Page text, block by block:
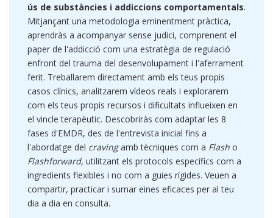
ús de substàncies i addiccions comportamentals.
Mitjançant una metodologia eminentment pràctica,
aprendràs a acompanyar sense judici, comprenent el
paper de l'addicció com una estratègia de regulació
enfront del trauma del desenvolupament i l'aferrament
ferit. Treballarem directament amb els teus propis
casos clínics, analitzarem vídeos reals i explorarem
com els teus propis recursos i dificultats influeixen en
el vincle terapèutic. Descobriràs com adaptar les 8
fases d'EMDR, des de l'entrevista inicial fins a
l'abordatge del cravingamb tècniques com a Flash o
Flashforward, utilitzant els protocols específics com a
ingredients flexibles i no com a guies rígides. Veuen a
compartir, practicar i sumar eines eficaces per al teu
dia a dia en consulta.